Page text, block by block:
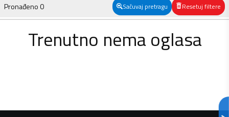
Pronađeno0 Sačuvaj pretragu Resetuj filtere
Trenutno nema oglasa